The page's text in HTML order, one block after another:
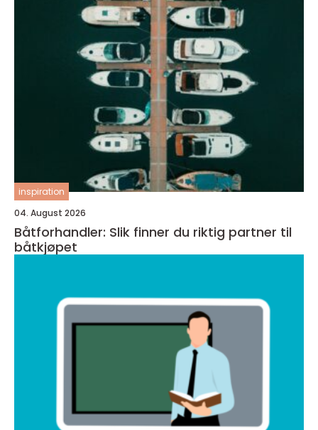
inspiration
04. August 2026
Båtforhandler: Slik finner du riktig partner til
båtkjøpet